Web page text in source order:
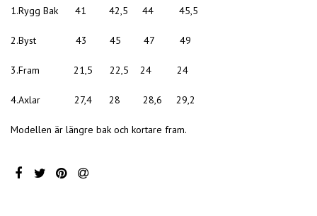
1.Rygg Bak 41 42,5 44 45,5
2.Byst 43 45 47 49
3.Fram 21,5 22,5 24 24
4.Axlar 27,4 28 28,6 29,2
Modellen är längre bak och kortare fram.